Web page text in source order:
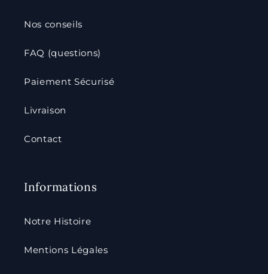
Nos conseils
FAQ (questions)
Paiement Sécurisé
Livraison
Contact
Informations
Notre Histoire
Mentions Légales